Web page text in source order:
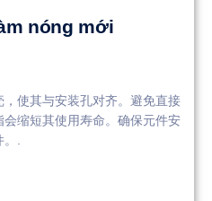
nóng mới
使其与安装孔对齐。避免直接
缩短其使用寿命。确保元件安
.